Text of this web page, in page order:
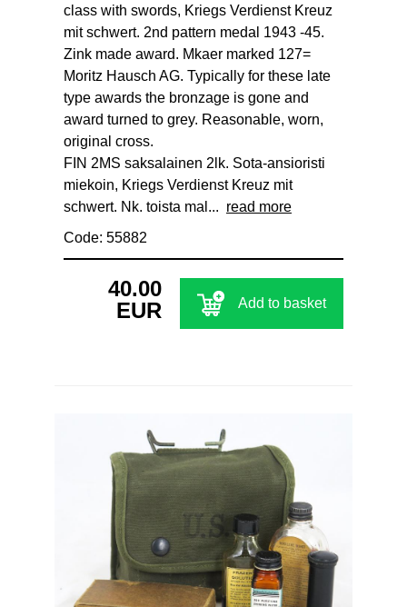
class with swords, Kriegs Verdienst Kreuz
mit schwert. 2nd pattern medal 1943 -45.
Zink made award. Mkaer marked 127=
Moritz Hausch AG. Typically for these late
type awards the bronzage is gone and
award turned to grey. Reasonable, worn,
original cross.
FIN 2MS saksalainen 2lk. Sota-ansioristi
miekoin, Kriegs Verdienst Kreuz mit
schwert. Nk. toista mal... read more
Code: 55882
40.00
EUR
Add to basket